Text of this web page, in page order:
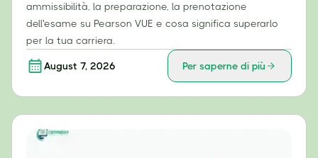
ammissibilità, la preparazione, la prenotazione
dell'esame su Pearson VUE e cosa significa superarlo
per la tua carriera.
August 7, 2026 Per saperne di più